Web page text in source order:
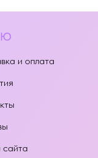
и оплата
сайта